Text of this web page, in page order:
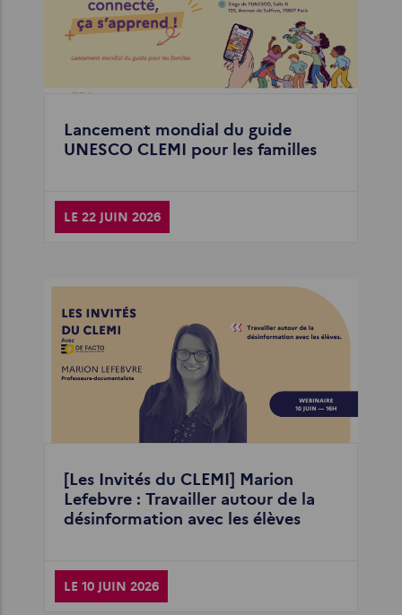
Lancement mondial du guide
UNESCO CLEMI pour les familles
LE 22 JUIN 2026
[Les Invités du CLEMI] Marion
Lefebvre : Travailler autour de la
désinformation avec les élèves
LE 10 JUIN 2026